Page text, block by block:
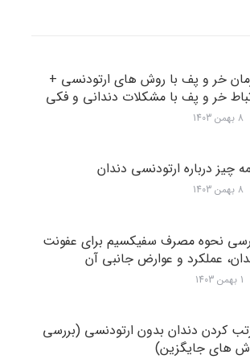
خر و پف با روش های ارتودنسی +
خر و پف با مشکلات دندانی و فکی
چیز درباره ارتودنسی دندان
نحوه مصرف سفیکسیم برای عفونت
عملکرد و عوارض جانبی آن
کردن دندان بدون ارتودنسی (بررسی
های جایگزین)